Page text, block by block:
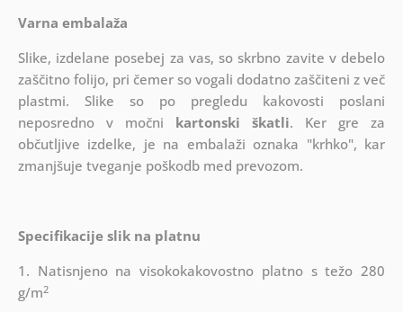
Varna embalaža
Slike, izdelane posebej za vas, so skrbno zavite v debelo
zaščitno folijo, pri čemer so vogali dodatno zaščiteni z več
plastmi. Slike so po pregledu kakovosti poslani
neposredno v močni kartonski škatli. Ker gre za
občutljive izdelke, je na embalaži oznaka "krhko", kar
zmanjšuje tveganje poškodb med prevozom.
Specifikacije slik na platnu
1. Natisnjeno na visokokakovostno platno s težo 280
g/m2